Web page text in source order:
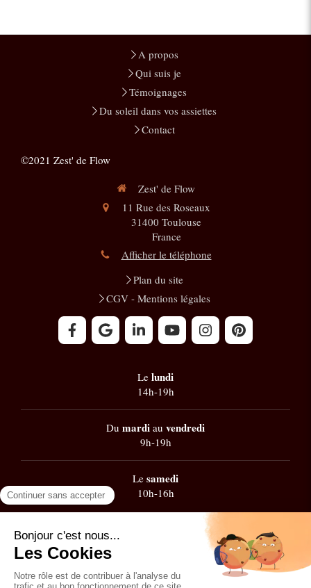
A propos
Qui suis je
Témoignages
Du soleil dans vos assiettes
Contact
©2021 Zest' de Flow
Zest' de Flow
11 Rue des Roseaux
31400 Toulouse
France
Afficher le téléphone
Plan du site
CGV - Mentions légales
Le lundi
14h-19h
Du mardi au vendredi
9h-19h
Le samedi
10h-16h
Google
101 avis